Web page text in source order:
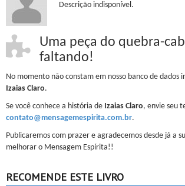
Descrição indisponível.
Uma peça do quebra-
faltando!
No momento não constam em nosso banco de dados
Izaias Claro.
Se você conhece a história de Izaias Claro, envie seu
contato@mensagemespirita.com.br.
Publicaremos com prazer e agradecemos desde já a
melhorar o Mensagem Espírita!!
RECOMENDE ESTE LIVRO